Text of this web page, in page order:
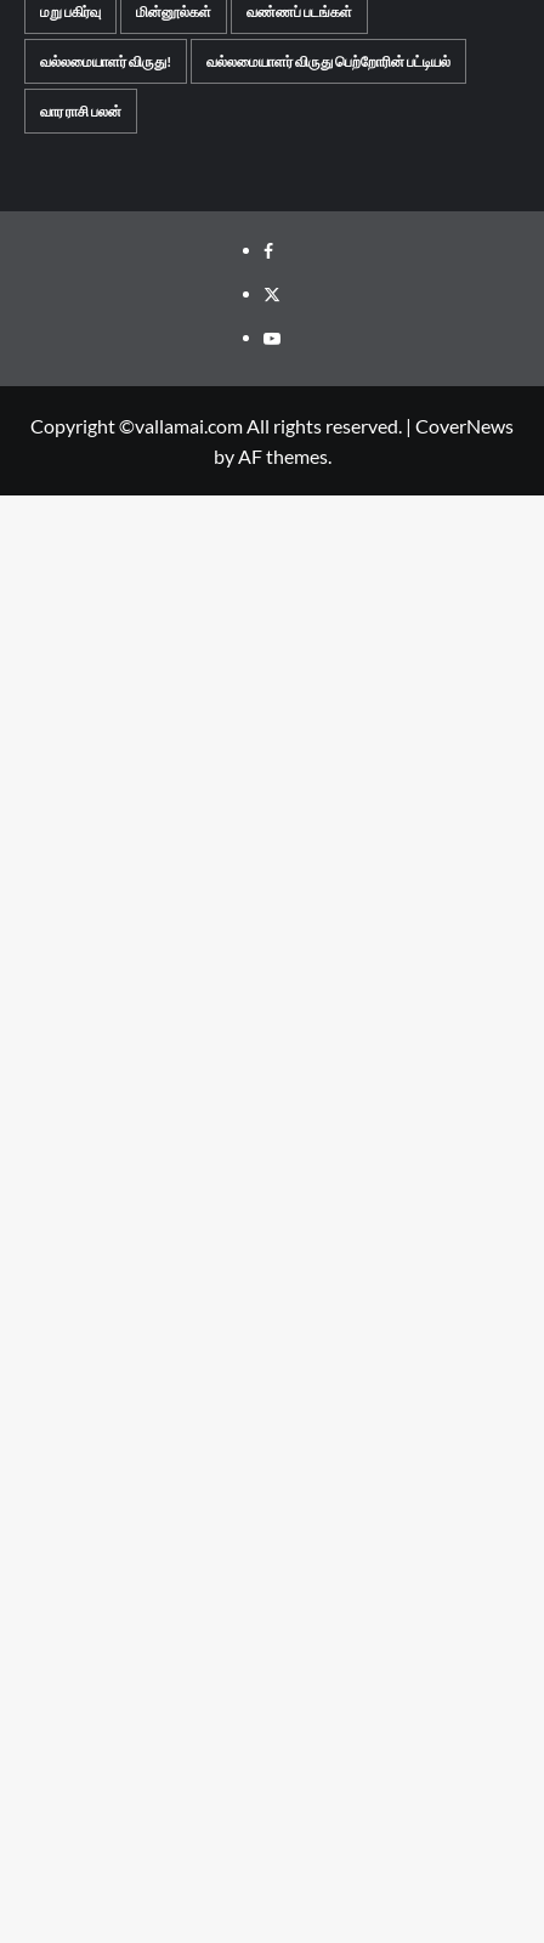
மறு பகிர்வு மின்னூல்கள் வண்ணப் படங்கள்
வல்லமையாளர் விருது! வல்லமையாளர் விருது பெற்றோரின் பட்டியல்
வார ராசி பலன்
Facebook
Twitter
Youtube
Copyright ©vallamai.com All rights reserved. | CoverNews
by AF themes.